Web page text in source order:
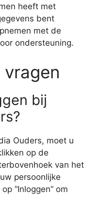
heeft met
bent
met de
ondersteuning.
bij
Ouders, moet u
op de
van het
persoonlijke
“Inloggen” om